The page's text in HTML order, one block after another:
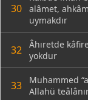
30
alâmet,
uymakdır
32
Âhıretde
yokdur
33
Muhammed
Allahü